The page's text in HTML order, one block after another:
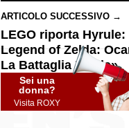
ARTICOLO SUCCESSIVO →
LEGO riporta Hyrule:
Legend of Zelda:
La Battaglia Finale»
Sei una
donna?
Visita ROXY